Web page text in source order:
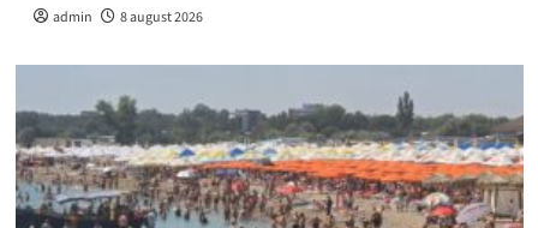
admin 8 august 2026